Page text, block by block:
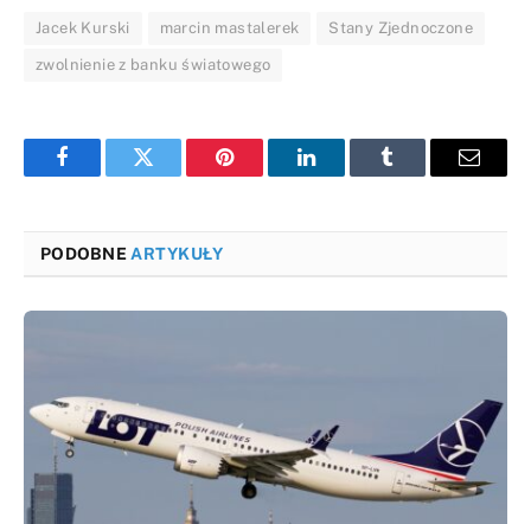
Jacek Kurski marcin mastalerek Stany Zjednoczone
zwolnienie z banku światowego
FacebookTwitter Pinterest LinkedInTumblr Email
PODOBNE ARTYKUŁY